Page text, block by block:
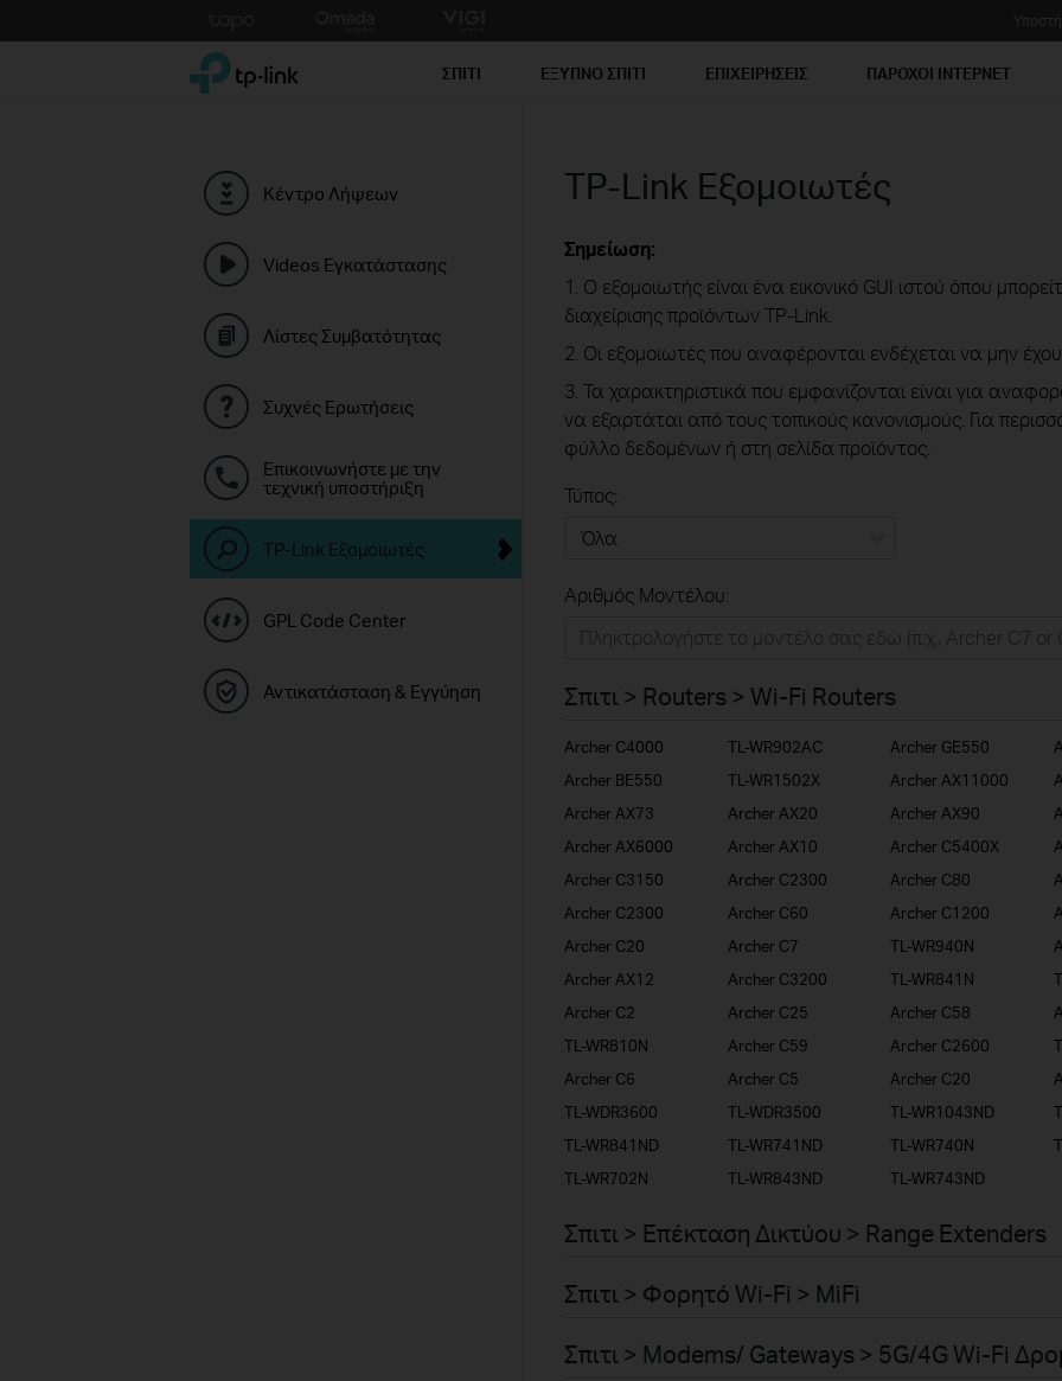
to
TP-Link, Reliably Smart ΣΠΙΤΙ ΕΞΥΠΝΟ ΣΠΙΤΙ ΕΠΙΧΕΙΡΗΣΕΙΣ ΠΑΡΟΧΟΙ ΙΝΤΕΡΝΕΤ
Κέντρο Λήψεων
Videos Εγκατάστασης
Λίστες Συμβατότητας
Συχνές Ερωτήσεις
Επικοινωνήστε με την
τεχνική υποστήριξη
TP-Link Εξομοιωτές
GPL Code Center
Αντικατάσταση & Εγγύηση
TP-Link Εξομοιωτές
Σημείωση:
1. Ο εξομοιωτής είναι ένα εικονικό GUI ιστού όπου
διαχείρισης προϊόντων TP-Link.
2. Οι εξομοιωτές που αναφέρονται ενδέχεται να μην
3. Τα χαρακτηριστικά που εμφανίζονται είναι για
να εξαρτάται από τους τοπικούς κανονισμούς. Για
φύλλο δεδομένων ή στη σελίδα προϊόντος.
Τύπος:
Επιχειρησεις
Παροχοι Ιντερνετ
Αριθμός Μοντέλου:
Σπιτι > Routers > Wi-Fi Routers
Archer C4000 TL-WR902AC Archer GE550
Archer BE550
TL-WR1502X Archer AX11000
Archer AX73
Archer AX20 Archer AX90
Archer AX6000
Archer AX10 Archer C5400X
Archer C3150
Archer C2300 Archer C80
Archer C2300
Archer C60 Archer C1200
Archer C20
Archer C7 TL-WR940N
Archer AX12
Archer C3200 TL-WR841N
Archer C2
Archer C25 Archer C58
TL-WR810N
Archer C59 Archer C2600
Archer C6
Archer C5 Archer C20
TL-WDR3600
TL-WDR3500 TL-WR1043ND
TL-WR841ND
TL-WR741ND TL-WR740N
TL-WR702N
TL-WR843ND TL-WR743ND
Σπιτι > Επέκταση Δικτύου > Range Extenders
Σπιτι > Φορητό Wi-Fi > MiFi
Σπιτι > Modems/ Gateways > 5G/4G Wi-Fi